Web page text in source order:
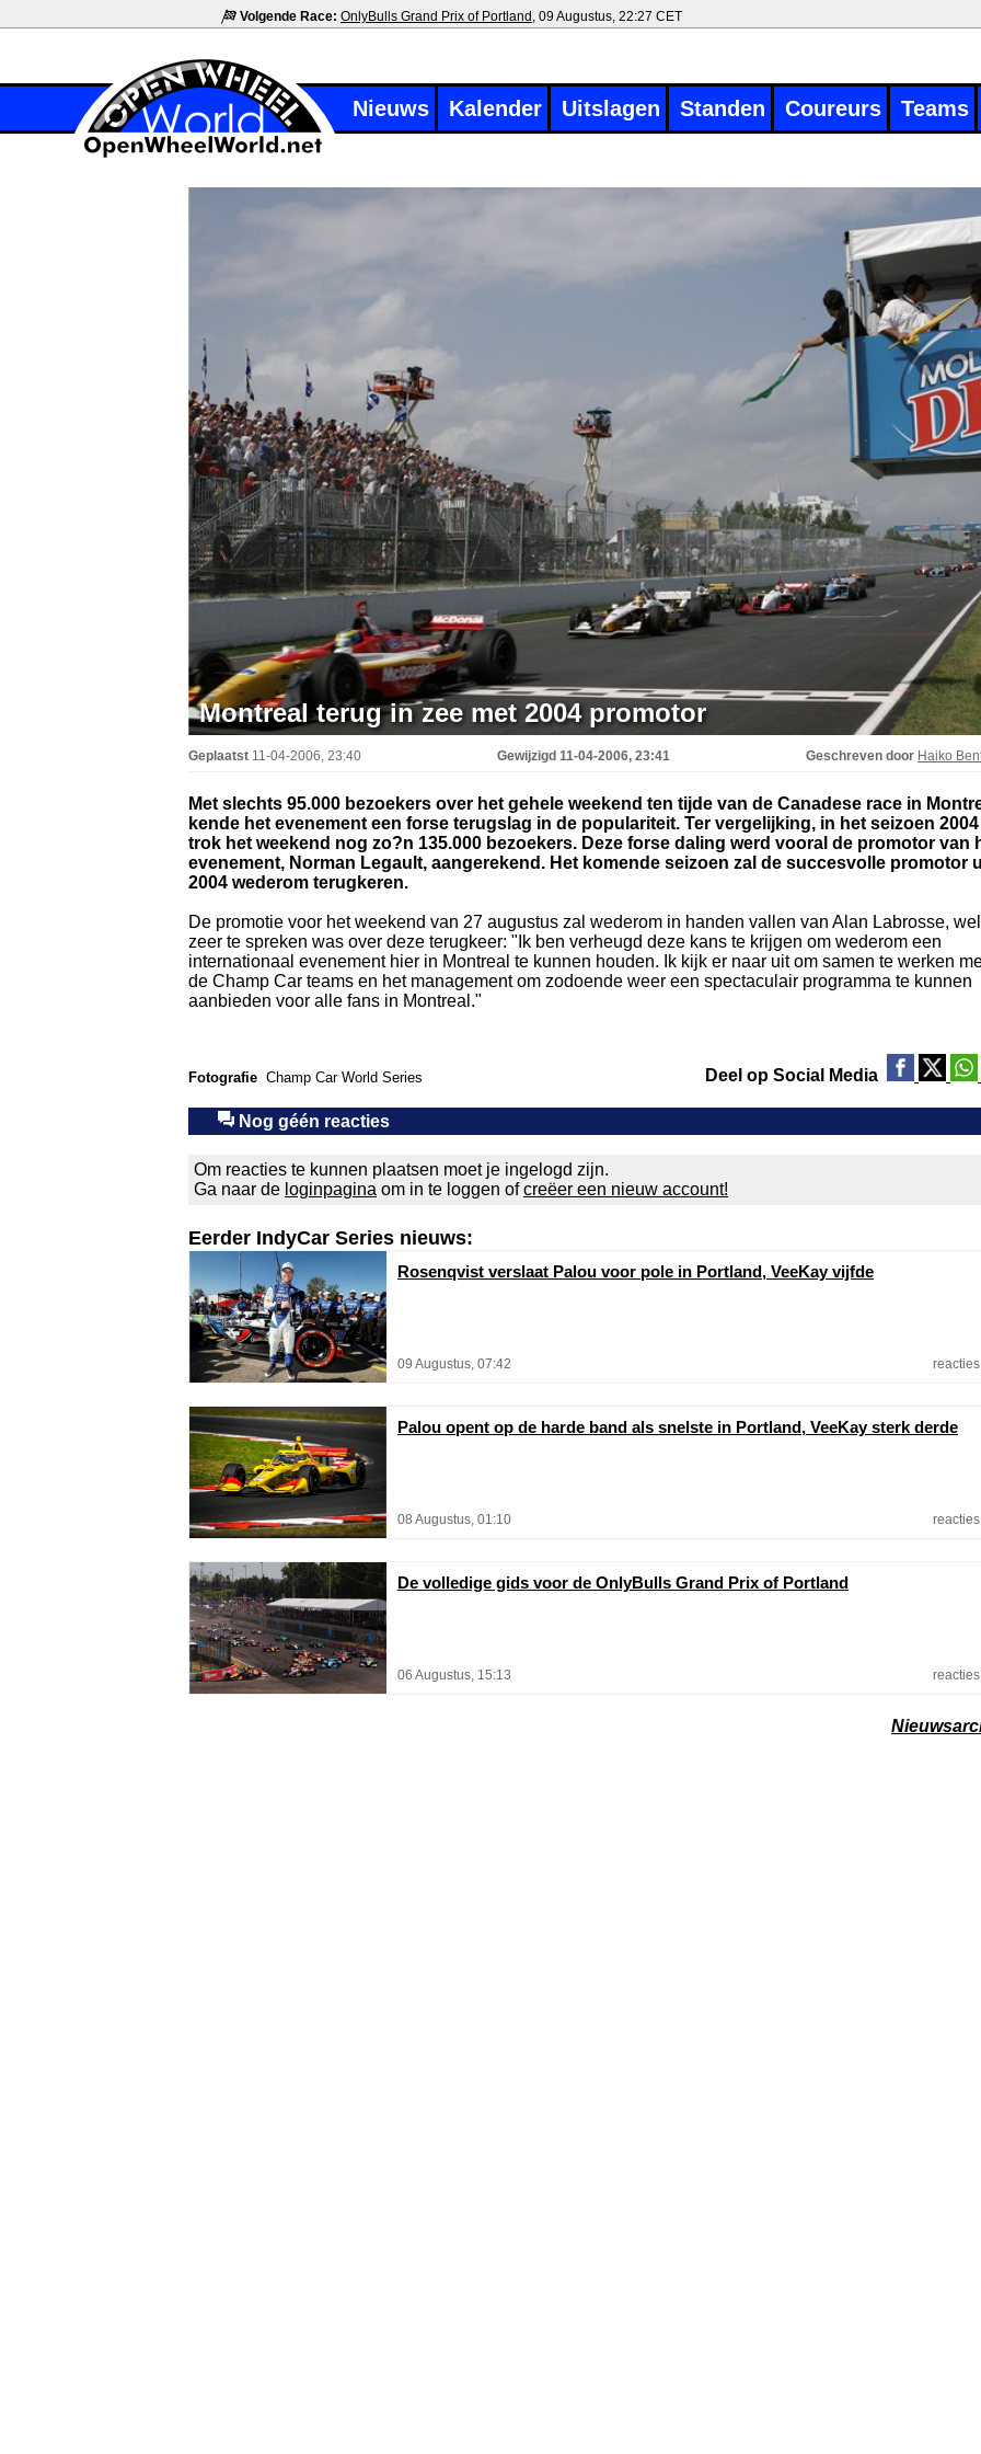
Volgende Race: OnlyBulls Grand Prix of Portland , 09 Augustus, 22:27 CET
Nieuws Kalender Uitslagen Standen Coureurs Teams
Montreal terug in zee met 2004 promotor
Geplaatst 11-04-2006, 23:40 Gewijzigd 11-04-2006, 23:41 Geschreven door Haiko
Met slechts 95.000 bezoekers over het gehele weekend ten tijde van de Canadese race in
kende het evenement een forse terugslag in de populariteit. Ter vergelijking, in het seizoen 2004
trok het weekend nog zo?n 135.000 bezoekers. Deze forse daling werd vooral de promotor van
evenement, Norman Legault, aangerekend. Het komende seizoen zal de succesvolle promotor
2004 wederom terugkeren.
De promotie voor het weekend van 27 augustus zal wederom in handen vallen van Alan Labrosse,
zeer te spreken was over deze terugkeer: "Ik ben verheugd deze kans te krijgen om wederom een
internationaal evenement hier in Montreal te kunnen houden. Ik kijk er naar uit om samen te werken
de Champ Car teams en het management om zodoende weer een spectaculair programma te kunnen
aanbieden voor alle fans in Montreal."
Fotografie Champ Car World Series Deel op Social Media
Nog géén reacties
Om reacties te kunnen plaatsen moet je ingelogd zijn.
Ga naar de loginpagina om in te loggen ofcreëer een nieuw account!
Eerder IndyCar Series nieuws:
Rosenqvist verslaat Palou voor pole in Portland, VeeKay vijfde
09 Augustus, 07:42
Palou opent op de harde band als snelste in Portland, VeeKay sterk derde
08 Augustus, 01:10
De volledige gids voor de OnlyBulls Grand Prix of Portland
06 Augustus, 15:13